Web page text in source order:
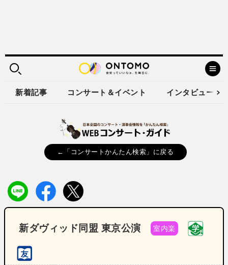
新着記事 コンサート＆イベント インタビュー
←「コンサートかんたん検索」に戻る
新ダヴィッド同盟 東京公演 室内楽